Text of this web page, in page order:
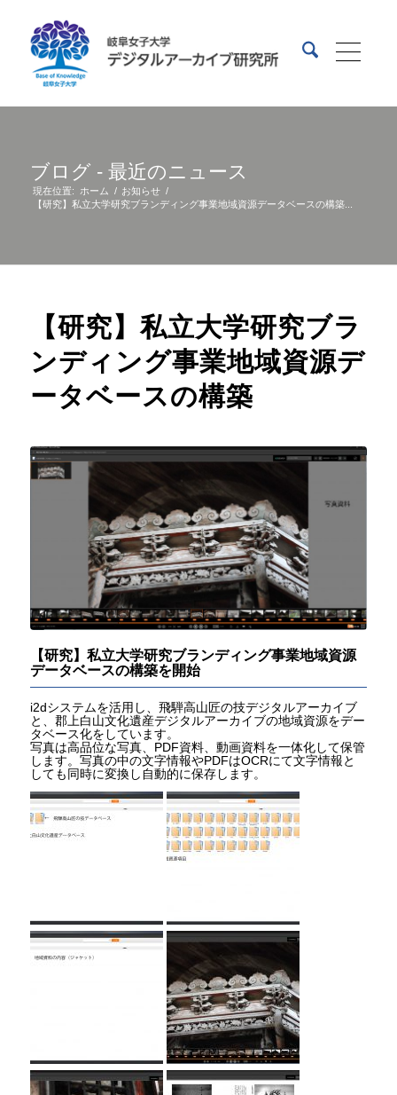
ブログ - 最近のニュース
現在位置: ホーム / お知らせ /
【研究】私立大学研究ブランディング事業地域資源データベースの構築...
【研究】私立大学研究ブラ
ンディング事業地域資源デ
ータベースの構築
【研究】私立大学研究ブランディング事業地域資源
データベースの構築を開始
i2dシステムを活用し、飛騨高山匠の技デジタルアーカイブ
と、郡上白山文化遺産デジタルアーカイブの地域資源をデー
タベース化をしています。
写真は高品位な写真、PDF資料、動画資料を一体化して保管
します。写真の中の文字情報やPDFはOCRにて文字情報と
しても同時に変換し自動的に保存します。